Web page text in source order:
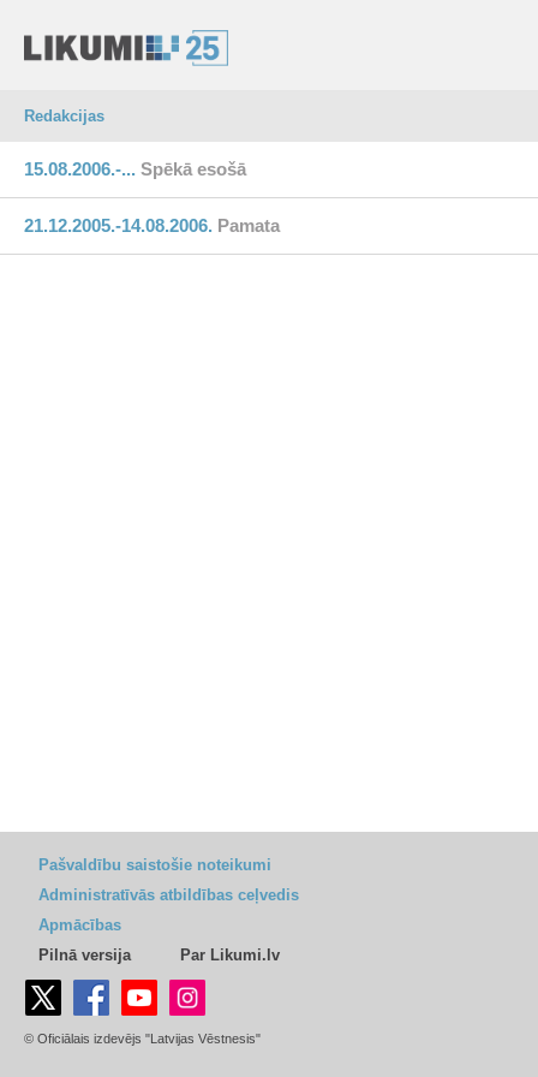
Redakcijas
15.08.2006.-... Spēkā esošā
21.12.2005.-14.08.2006. Pamata
Pašvaldību saistošie noteikumi
Administratīvās atbildības ceļvedis
Apmācības
Pilnā versija
Par Likumi.lv
© Oficiālais izdevējs "Latvijas Vēstnesis"